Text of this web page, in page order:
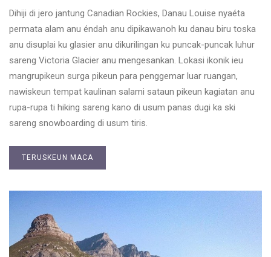
Dihiji di jero jantung Canadian Rockies, Danau Louise nyaéta
permata alam anu éndah anu dipikawanoh ku danau biru toska
anu disuplai ku glasier anu dikurilingan ku puncak-puncak luhur
sareng Victoria Glacier anu mengesankan. Lokasi ikonik ieu
mangrupikeun surga pikeun para penggemar luar ruangan,
nawiskeun tempat kaulinan salami sataun pikeun kagiatan anu
rupa-rupa ti hiking sareng kano di usum panas dugi ka ski
sareng snowboarding di usum tiris.
TERUSKEUN MACA